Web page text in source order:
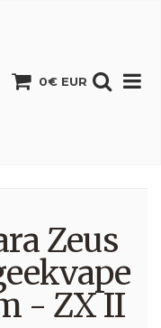
0€ EUR
Zeus
- ZX II